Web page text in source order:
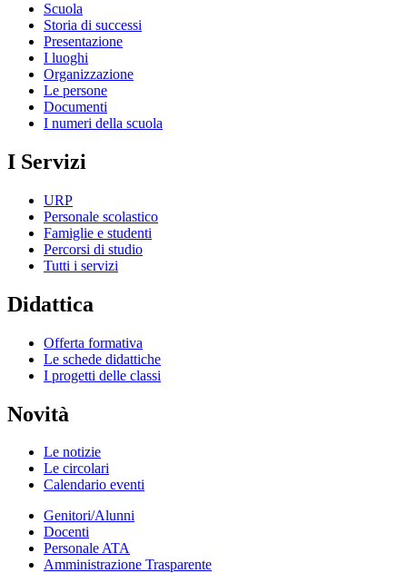
Scuola
Storia di successi
Presentazione
I luoghi
Organizzazione
Le persone
Documenti
I numeri della scuola
I Servizi
URP
Personale scolastico
Famiglie e studenti
Percorsi di studio
Tutti i servizi
Didattica
Offerta formativa
Le schede didattiche
I progetti delle classi
Novità
Le notizie
Le circolari
Calendario eventi
Genitori/Alunni
Docenti
Personale ATA
Amministrazione Trasparente